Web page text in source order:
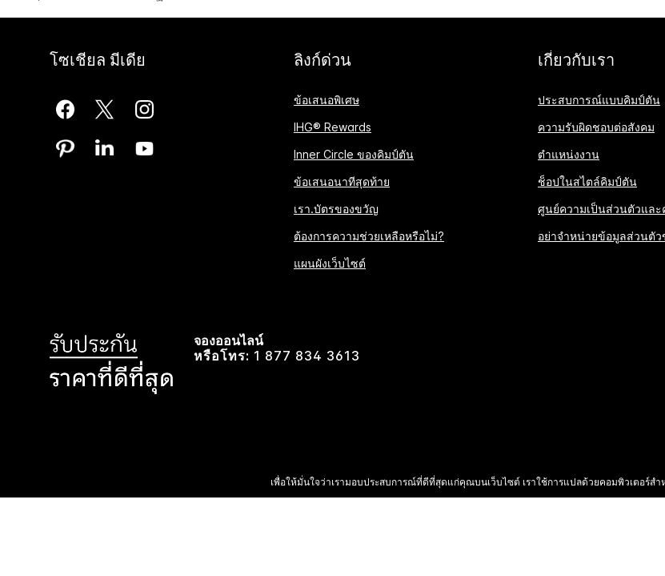
โซเชียล มีเดีย ลิงก์ด่วน
ข้อเสนอพิเศษ
IHG® Rewards
Inner Circle ของคิมป์ตัน
ข้อเสนอนาทีสุดท้าย
เรา.บัตรของขวัญ
ต้องการความช่วยเหลือหรือไม่?
แผนผังเว็บไซต์
เกี่ยวกับเรา
ประสบการณ์แบบคิมป์ตัน
ความรับผิดชอบต่อสังคม
ตำแหน่งงาน
ช็อปในสไตล์คิมป์ตัน
ศูนย์ความเป็นส่วนตัวและ
อย่าจำหน่ายข้อมูลส่วนตั
จองออนไลน์
หรือโทร: 1 877 834 3613
เพื่อให้มั่นใจว่าเรามอบประสบการณ์ที่ดีที่สุดแก่คุณบนเว็บไซต์ เราใช้การแปลด้วยคอมพิวเตอร์ส